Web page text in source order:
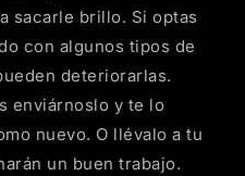
sacarle brillo. Si optas
con algunos tipos de
deteriorarlas.
enviárnoslo y te lo
nuevo. O llévalo a tu
un buen trabajo.